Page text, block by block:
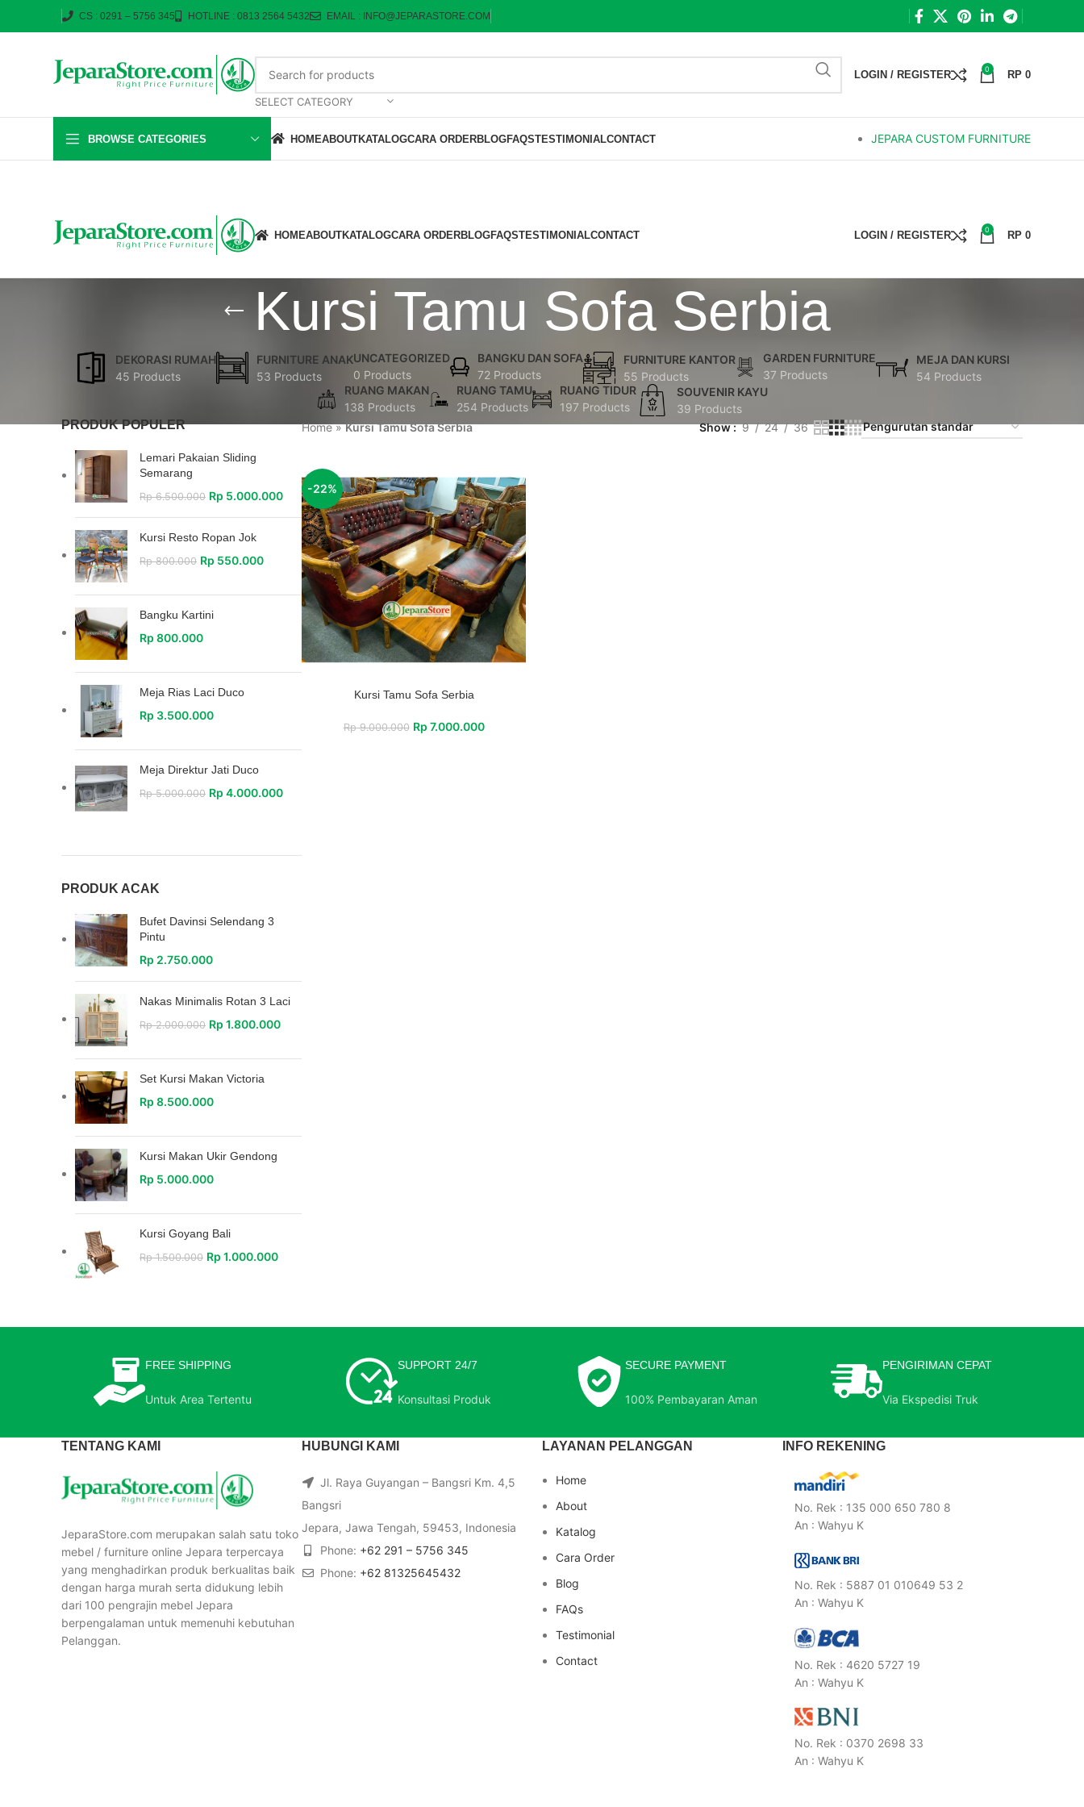
CS : 0291 – 5756 345 HOTLINE : 0813 2564 5432 EMAIL : INFO@JEPARASTORE.COM
SELECT CATEGORY
LOGIN / REGISTER 0 RP 0
BROWSE CATEGORIES HOMEABOUTKATALOGCARA ORDERBLOGFAQSTESTIMONIALCONTACT JEPARA CUSTOM FURNITURE
HOMEABOUTKATALOGCARA ORDERBLOGFAQSTESTIMONIALCONTACT LOGIN / REGISTER 0 RP 0
Kursi Tamu Sofa Serbia
DEKORASI RUMAH
45 Products
FURNITURE ANAK
53 Products
UNCATEGORIZED
0 Products
BANGKU DAN SOFA
72 Products
FURNITURE KANTOR
55 Products
GARDEN FURNITURE
37 Products
MEJA DAN KURSI
54 Products
RUANG MAKAN
138 Products
RUANG TAMU
254 Products
RUANG TIDUR
197 Products
SOUVENIR KAYU
39 Products
PRODUK POPULER
Lemari Pakaian Sliding
Semarang
Rp6.500.000 Rp 5.000.000
Kursi Resto Ropan Jok
Rp800.000 Rp 550.000
Bangku Kartini
Rp 800.000
Meja Rias Laci Duco
Rp 3.500.000
Meja Direktur Jati Duco
Rp5.000.000 Rp 4.000.000
PRODUK ACAK
Bufet Davinsi Selendang 3
Pintu
Rp 2.750.000
Nakas Minimalis Rotan 3 Laci
Rp2.000.000 Rp 1.800.000
Set Kursi Makan Victoria
Rp 8.500.000
Kursi Makan Ukir Gendong
Rp 5.000.000
Kursi Goyang Bali
Rp1.500.000 Rp 1.000.000
Home»Kursi Tamu Sofa Serbia Show 9 24 36
-22%
Kursi Tamu Sofa Serbia
Rp9.000.000 Rp 7.000.000
FREE SHIPPING
Untuk Area Tertentu
SUPPORT 24/7
Konsultasi Produk
SECURE PAYMENT
100% Pembayaran Aman
PENGIRIMAN CEPAT
Via Ekspedisi Truk
TENTANG KAMI
JeparaStore.com merupakan salah satu toko
mebel / furniture online Jepara terpercaya
yang menghadirkan produk berkualitas baik
dengan harga murah serta didukung lebih
dari 100 pengrajin mebel Jepara
berpengalaman untuk memenuhi kebutuhan
Pelanggan.
HUBUNGI KAMI
Jl. Raya Guyangan – Bangsri Km. 4,5
Bangsri
Jepara, Jawa Tengah, 59453, Indonesia
Phone: +62 291 – 5756 345
Phone: +62 81325645432
LAYANAN PELANGGAN
Home
About
Katalog
Cara Order
Blog
FAQs
Testimonial
Contact
INFO REKENING
No. Rek : 135 000 650 780 8
An : Wahyu K
No. Rek : 5887 01 010649 53 2
An : Wahyu K
No. Rek : 4620 5727 19
An : Wahyu K
No. Rek : 0370 2698 33
An : Wahyu K